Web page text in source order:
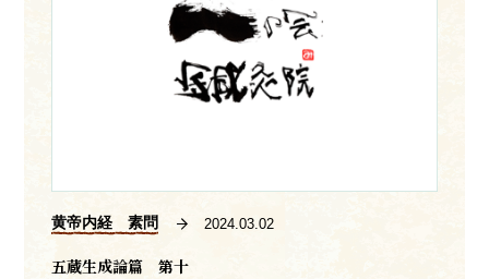
黄帝内経 素問 2024.03.02
五蔵生成論篇 第十